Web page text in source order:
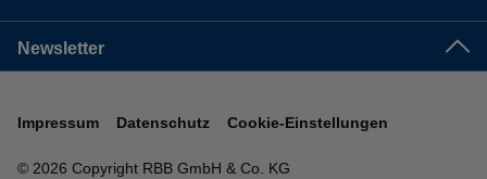
Newsletter
© 2026 Copyright RBB GmbH & Co. KG
Impressum Datenschutz Cookie-Einstellungen